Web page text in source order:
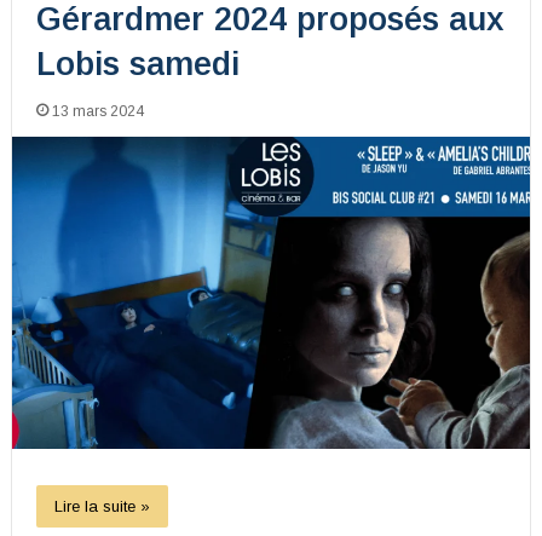
Gérardmer 2024 proposés aux
Lobis samedi
13 mars 2024
Lire la suite »